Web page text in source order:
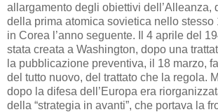
allargamento degli obiettivi dell’Alleanza,
della prima atomica sovietica nello stesso
in Corea l’anno seguente. Il 4 aprile del
stata creata a Washington, dopo una
la pubblicazione preventiva, il 18 marzo,
del tutto nuovo, del trattato che la regola.
dopo la difesa dell’Europa era
della “strategia in avanti”, che portava la